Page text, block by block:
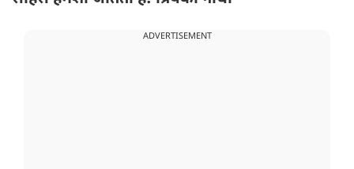
ADVERTISEMENT